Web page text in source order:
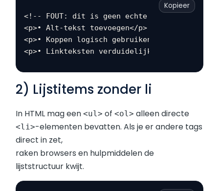
<!-- FOUT: dit is geen echte lijst -->
<p>• Alt-tekst toevoegen</p>
<p>• Koppen logisch gebruiken</p>
Kopieer
2) Lijstitems zonder li
In HTML mag een<ul> of<ol> alleen directe
<li>-elementen bevatten. Als je er andere tags
direct in zet,
raken browsers en hulpmiddelen de
lijststructuur kwijt.